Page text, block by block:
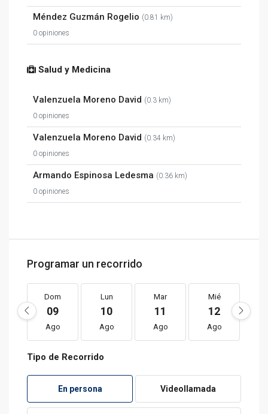
Méndez Guzmán Rogelio (0.81 km)
0 opiniones
Salud y Medicina
Valenzuela Moreno David (0.3 km)
0 opiniones
Valenzuela Moreno David (0.34 km)
0 opiniones
Armando Espinosa Ledesma (0.36 km)
0 opiniones
Programar un recorrido
Dom
09
Ago
Lun
10
Ago
Mar
11
Ago
Mié
12
Ago
Tipo de Recorrido
En persona Videollamada